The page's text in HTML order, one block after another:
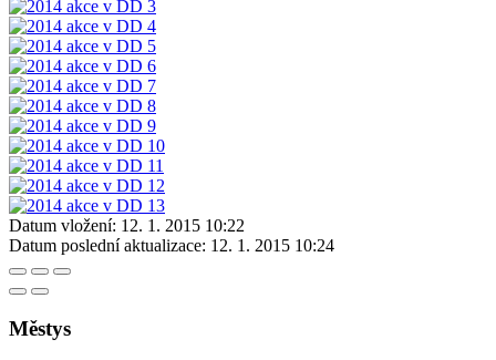
Datum vložení: 12. 1. 2015 10:22
Datum poslední aktualizace: 12. 1. 2015 10:24
Městys